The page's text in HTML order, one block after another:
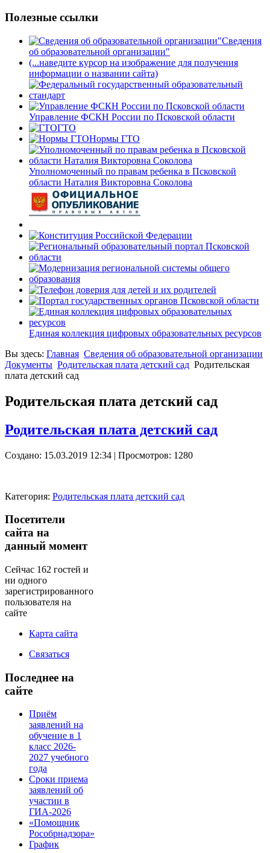
Полезные ссылки
Сведения
об образовательной организации"
(...наведите курсор на изображение для получения
информации о названии сайта)
Управление ФСКН России по Псковской области
ГТО
Нормы ГТО
Уполномоченный по правам ребенка в Псковской
области Наталия Викторовна Соколова
Единая коллекция цифровых образовательных ресурсов
Вы здесь: Главная Сведения об образовательной организации
Документы Родительская плата детский сад Родительская
плата детский сад
Родительская плата детский сад
Родительская плата детский сад
Создано: 15.03.2019 12:34 | Просмотров: 1280
Категория: Родительская плата детский сад
Посетители
сайта на
данный момент
Сейчас 162 гостей и
ни одного
зарегистрированного
пользователя на
сайте
Карта сайта
Связаться
Последнее на
сайте
Приём
заявлений на
обучение в 1
класс 2026-
2027 учебного
года
Сроки приема
заявлений об
участии в
ГИА-2026
«Помощник
Рособрнадзора»
График